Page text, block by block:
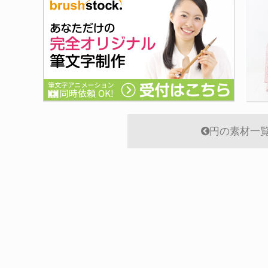
円の素材一